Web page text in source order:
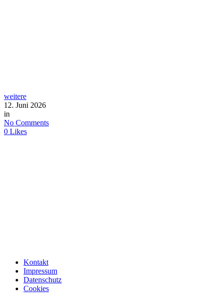
weitere
12. Juni 2026
in
No Comments
0 Likes
Kontakt
Impressum
Datenschutz
Cookies